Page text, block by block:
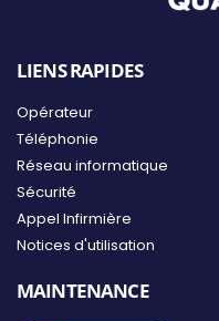
LIENS RAPIDES
Opérateur
Téléphonie
Réseau informatique
Sécurité
Appel Infirmière
Notices d'utilisation
MAINTENANCE